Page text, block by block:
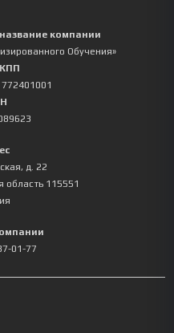
компании
Обучения»
д. 22
область 115551
01-77